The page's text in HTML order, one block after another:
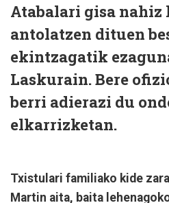
Atabalari gisa nahiz
antolatzen dituen
ekintzagatik
Laskurain. Bere
berri adierazi du
elkarrizketan.
Txistulari familiako kide
Martin aita, baita